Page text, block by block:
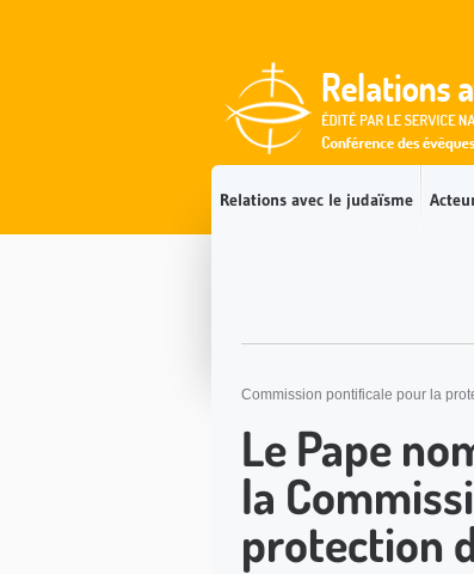
Relations avec le judaïsme
Commission pontificale pour la
Le Pape
la
protection